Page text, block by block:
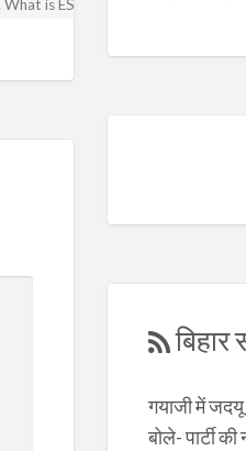
is ESA? 2. Digital Address
बिहार
गयाजी में जदयू
बोले- पार्टी